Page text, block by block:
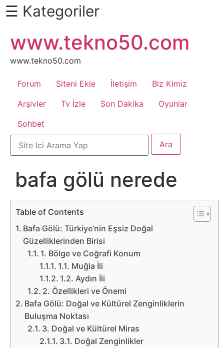
Daha
Fazlası
İçin
Kaydır
Android
Apk
Arabalar
Bankacılık
İşlemleri
Belgesel
Bilgi
Bilgisayar
Bilim
Bitcoin
☰ Kategoriler
atla
www.tekno50.com
www.tekno50.com
Forum Siteni Ekle İletişim
Biz Kimiz
Arşivler
Tv İzle Son Dakika
Oyunlar
Sohbet
bafa gölü nerede
Table of Contents
Bafa Gölü: Türkiye’nin Eşsiz Doğal
Güzelliklerinden Birisi
1. Bölge ve Coğrafi Konum
1.1. Muğla İli
1.2. Aydın İli
2. Özellikleri ve Önemi
Bafa Gölü: Doğal ve Kültürel Zenginliklerin
Buluşma Noktası
3. Doğal ve Kültürel Miras
3.1. Doğal Zenginlikler